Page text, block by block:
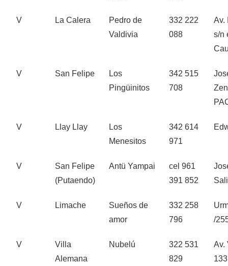
V La Calera
Pedro de
Valdivia
332 222
088
Av.
s/n
V San Felipe
Los
Pingüinitos
342 515
708
V Llay Llay
Los
Menesitos
342 614
971
V
San Felipe
(Putaendo)
Antü Yampai
cel 961
391 852
V Limache
Sueños de
amor
332 258
796
/
V
Villa
Alemana
Nubelú
322 531
829
Av.